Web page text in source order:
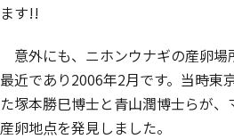
ます!!
意外にも、ニホンウナギの産卵場
最近であり2006年2月です。当時東
た塚本勝巳博士と青山潤博士らが
産卵地点を発見しました。